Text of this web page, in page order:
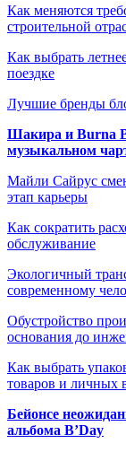
Как меняются
строительной
Как выбрать
поездке
Лучшие бренды
Шакира и Burna
музыкальном
Майли Сайрус
этап карьеры
Как сократить
обслуживание
Экологичный
современному
Обустройство
основания до
Как выбрать
товаров и личных
Бейонсе
альбома B’Day